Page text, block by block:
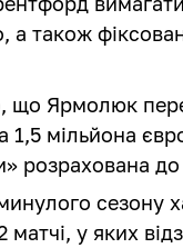
а також
що Ярмолюк
1,5 мільйона
розрахована до
сезону
матчі, у яких